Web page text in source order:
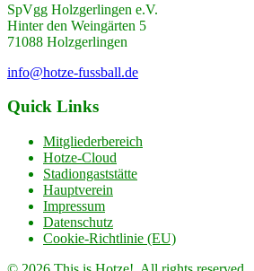
SpVgg Holzgerlingen e.V.
Hinter den Weingärten 5
71088 Holzgerlingen
info@hotze-fussball.de
Quick Links
Mitgliederbereich
Hotze-Cloud
Stadiongaststätte
Hauptverein
Impressum
Datenschutz
Cookie-Richtlinie (EU)